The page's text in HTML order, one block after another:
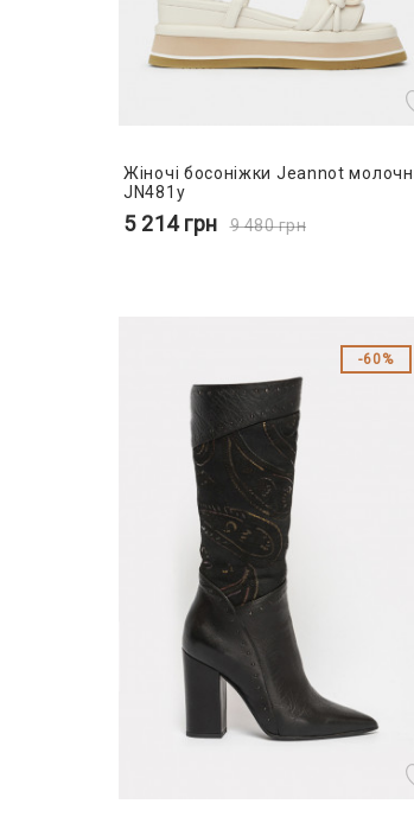
Жіночі босоніжки Jeannot
JN481y
5 214грн 9 480грн
60%